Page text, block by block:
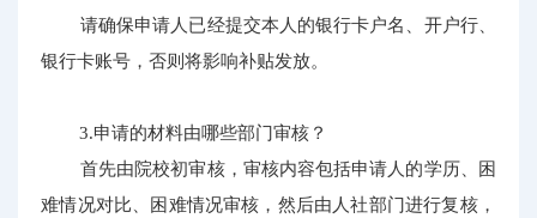
请确保申请人已经提交本人的银行卡户名、开户行、
银行卡账号，否则将影响补贴发放。
3.申请的材料由哪些部门审核？
首先由院校初审核，审核内容包括申请人的学历、困
难情况对比、困难情况审核，然后由人社部门进行复核，